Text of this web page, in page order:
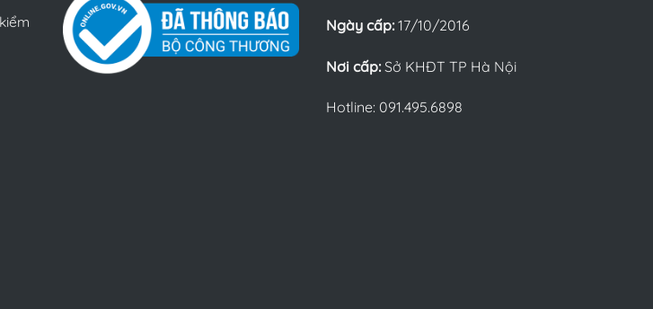
Ngày cấp:17/10/2016
Nơi cấp:Sở KHĐT TP Hà Nội
Hotline: 091.495.6898